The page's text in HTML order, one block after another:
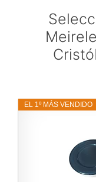
EL 1º MÁS VENDIDO